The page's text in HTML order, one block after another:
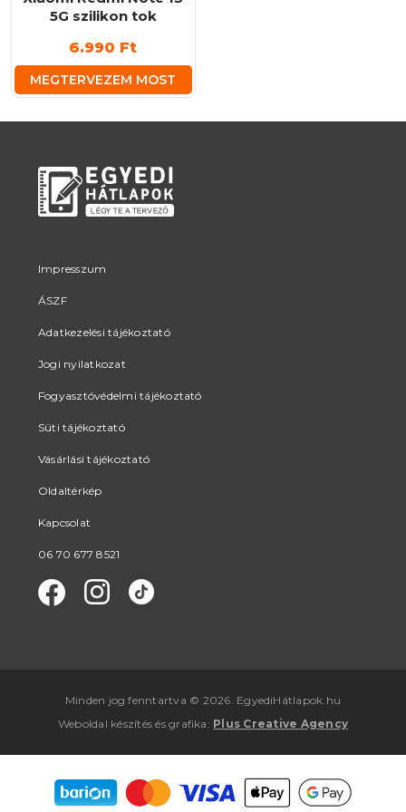
5G szilikon tok
6.990 Ft
MEGTERVEZEM MOST
Impresszum
ÁSZF
Adatkezelési tájékoztató
Jogi nyilatkozat
Fogyasztóvédelmi tájékoztató
Süti tájékoztató
Vásárlási tájékoztató
Oldaltérkép
Kapcsolat
06 70 677 8521
Minden jog fenntartva © 2026. EgyediHátlapok.hu
Weboldal készítés ésgrafika : Plus Creative Agency